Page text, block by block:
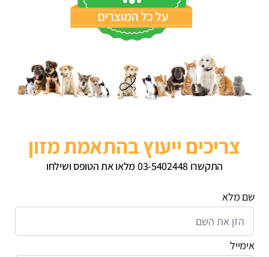
צריכים ייעוץ בהתאמת מזון
התקשרו 03-5402448 מלאו את הטופס ושילחו
שם מלא
אימייל